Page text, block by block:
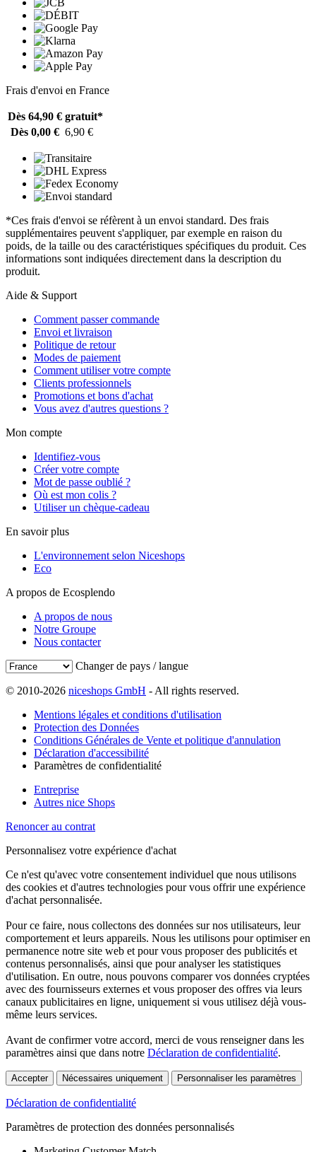
Frais d'envoi en France
Dès 64,90 € gratuit*
Dès 0,00 € 6,90 €
*Ces frais d'envoi se réfèrent à un envoi standard. Des frais
supplémentaires peuvent s'appliquer, par exemple en raison du
poids, de la taille ou des caractéristiques spécifiques du produit. Ces
informations sont indiquées directement dans la description du
produit.
Aide & Support
Comment passer commande
Envoi et livraison
Politique de retour
Modes de paiement
Comment utiliser votre compte
Clients professionnels
Promotions et bons d'achat
Vous avez d'autres questions ?
Mon compte
Identifiez-vous
Créer votre compte
Mot de passe oublié ?
Où est mon colis ?
Utiliser un chèque-cadeau
En savoir plus
L'environnement selon Niceshops
Eco
A propos de Ecosplendo
A propos de nous
Notre Groupe
Nous contacter
Changer de pays / langue
© 2010-2026 niceshops GmbH - All rights reserved.
Mentions légales et conditions d'utilisation
Protection des Données
Conditions Générales de Vente et politique d'annulation
Déclaration d'accessibilité
Paramètres de confidentialité
Entreprise
Autres nice Shops
Renoncer au contrat
Personnalisez votre expérience d'achat
Ce n'est qu'avec votre consentement individuel que nous utilisons
des cookies et d'autres technologies pour vous offrir une expérience
d'achat personnalisée.
Pour ce faire, nous collectons des données sur nos utilisateurs, leur
comportement et leurs appareils. Nous les utilisons pour optimiser en
permanence notre site web et pour vous proposer des publicités et
contenus personnalisés, ainsi que pour analyser les statistiques
d'utilisation. En outre, nous pouvons comparer vos données cryptées
avec des fournisseurs externes et vous proposer des offres via leurs
canaux publicitaires en ligne, uniquement si vous utilisez déjà vous-
même leurs services.
Avant de confirmer votre accord, merci de vous renseigner dans les
paramètres ainsi que dans notre Déclaration de confidentialité.
Accepter Nécessaires uniquement Personnaliser les paramètres
Déclaration de confidentialité
Paramètres de protection des données personnalisés